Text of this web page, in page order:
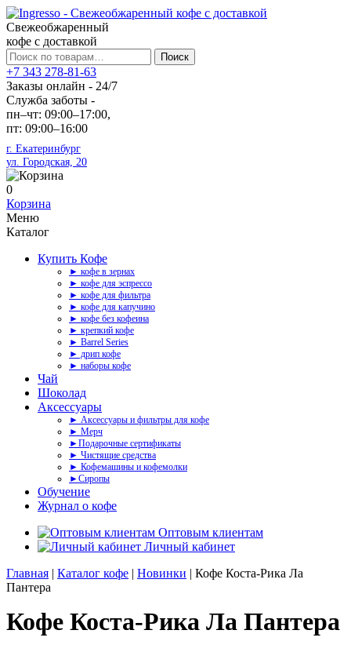
Свежеобжаренный
кофе с доставкой
Искать:
Поиск
+7 343 278-81-63
Заказы онлайн - 24/7
Служба заботы -
пн–чт: 09:00–17:00,
пт: 09:00–16:00
г. Екатеринбург
ул. Городская, 20
0
Корзина
Меню
Каталог
Купить Кофе
► кофе в зернах
► кофе для эспрессо
► кофе для фильтра
► кофе для капучино
► кофе без кофеина
► крепкий кофе
► Barrel Series
► дрип кофе
► наборы кофе
Чай
Шоколад
Аксессуары
► Аксессуары и фильтры для кофе
► Мерч
►Подарочные сертификаты
► Чистящие средства
► Кофемашины и кофемолки
►Сиропы
Обучение
Журнал о кофе
Оптовым клиентам
Личный кабинет
Главная | Каталог кофе | Новинки | Кофе Коста-Рика Ла
Пантера
Кофе Коста-Рика Ла Пантера